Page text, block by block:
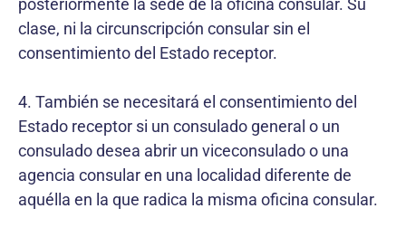
clase, ni la circunscripción consular sin el
consentimiento del Estado receptor.
4. También se necesitará el consentimiento del
Estado receptor si un consulado general o un
consulado desea abrir un viceconsulado o una
agencia consular en una localidad diferente de
aquélla en la que radica la misma oficina consular.